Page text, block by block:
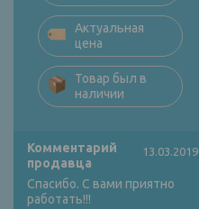
Актуальная
цена
Товар был в
наличии
Комментарий
продавца
13.03.2019
Спасибо. С вами приятно
работать!!!